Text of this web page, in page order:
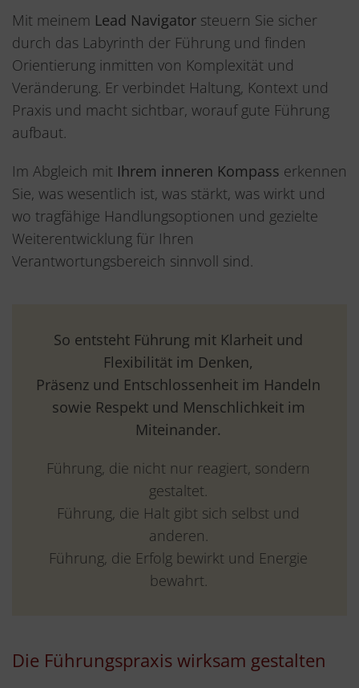
Mit meinem Lead Navigator steuern Sie sicher
durch das Labyrinth der Führung und finden
Orientierung inmitten von Komplexität und
Veränderung. Er verbindet Haltung, Kontext und
Praxis und macht sichtbar, worauf gute Führung
aufbaut.
Im Abgleich mit Ihrem inneren Kompass erkennen
Sie, was wesentlich ist, was stärkt, was wirkt und
wo tragfähige Handlungsoptionen und gezielte
Weiterentwicklung für Ihren
Verantwortungsbereich sinnvoll sind.
So entsteht Führung mit Klarheit und
Flexibilität im Denken,
Präsenz und Entschlossenheit im Handeln
sowie Respekt und Menschlichkeit im
Miteinander.
Führung, die nicht nur reagiert, sondern
gestaltet.
Führung, die Halt gibt sich selbst und
anderen.
Führung, die Erfolg bewirkt und Energie
bewahrt.
Die Führungspraxis wirksam gestalten